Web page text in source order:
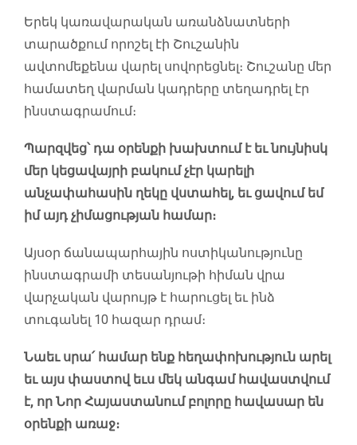
Երեկ կառավարական առանձնատների
տարածքում որոշել էի Շուշանին
ավտոմեքենա վարել սովորեցնել։ Շուշանը մեր
համատեղ վարման կադրերը տեղադրել էր
ինստագրամում։
Պարզվեց՝ դա օրենքի խախտում է եւ նույնիսկ
մեր կեցավայրի բակում չէր կարելի
անչափահասին ղեկը վստահել, եւ ցավում եմ
իմ այդ չիմացության համար։
Այսօր ճանապարհային ոստիկանությունը
ինստագրամի տեսանյութի հիման վրա
վարչական վարույթ է հարուցել եւ ինձ
տուգանել 10 հազար դրամ։
Նաեւ սրա՛ համար ենք հեղափոխություն արել
եւ այս փաստով եւս մեկ անգամ հավաստվում
է, որ Նոր Հայաստանում բոլորը հավասար են
օրենքի առաջ։